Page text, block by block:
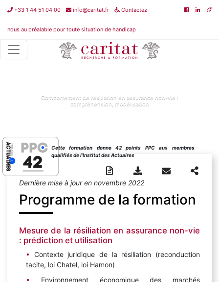
+33 1 44 51 04 00 info@caritat.fr Contactez-
nous au préalable pour toute situation de handicap
Non classé
Comportement de résiliation en assurance non-vie
Comportement de résiliation en assurance non-vie :
compréhension, modélisation
Cette formation donne 42 points PPC aux membres
qualifiés de l’Institut des Actuaires
Dernière mise à jour en novembre 2022
Programme de la formation
Mesure de la résiliation en assurance non-vie
: prédiction et utilisation
Contexte juridique de la résiliation (reconduction
tacite, loi Chatel, loi Hamon)
Environnement économique des marchés